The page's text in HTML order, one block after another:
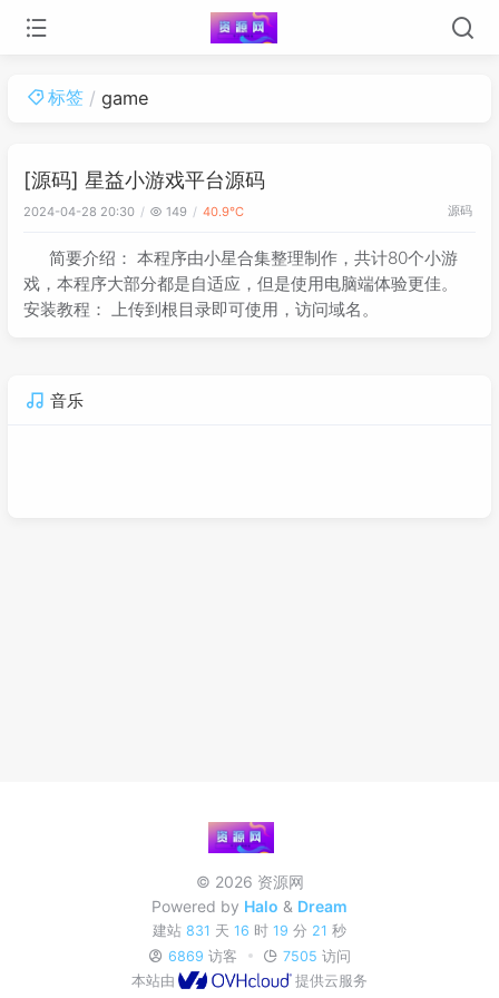
标签 game
[源码] 星益小游戏平台源码
2024-04-28 20:30 149 40.9℃ 源码
简要介绍： 本程序由小星合集整理制作，共计80个小游
戏，本程序大部分都是自适应，但是使用电脑端体验更佳。
安装教程： 上传到根目录即可使用，访问域名。
音乐
© 2026 资源网
Powered by Halo & Dream
建站 831 天 16 时 19 分 21 秒
6869 访客 7505 访问
本站由
提供云服务